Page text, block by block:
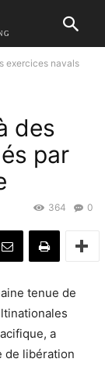
exercices navals
des
par
0
364
tenue de
a
de libération